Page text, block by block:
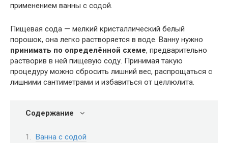
применением ванны с содой.
Пищевая сода — мелкий кристаллический белый
порошок, она легко растворяется в воде. Ванну нужно
принимать по определённой схеме, предварительно
растворив в ней пищевую соду. Принимая такую
процедуру можно сбросить лишний вес, распрощаться с
лишними сантиметрами и избавиться от целлюлита.
Содержание
Ванна с содой